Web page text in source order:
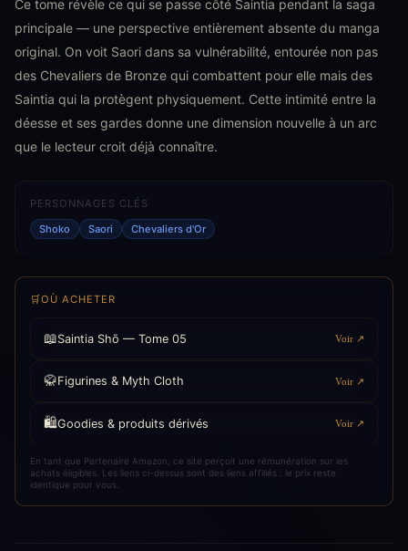
Ce tome révèle ce qui se passe côté Saintia pendant la saga
principale — une perspective entièrement absente du manga
original. On voit Saori dans sa vulnérabilité, entourée non pas
des Chevaliers de Bronze qui combattent pour elle mais des
Saintia qui la protègent physiquement. Cette intimité entre la
déesse et ses gardes donne une dimension nouvelle à un arc
que le lecteur croit déjà connaître.
PERSONNAGES CLÉS
Shoko Saori Chevaliers d'Or
🛒OÙ ACHETER
📖Saintia Shō — Tome 05 Voir ↗
🥋Figurines & Myth Cloth Voir ↗
🛍️Goodies & produits dérivés Voir ↗
En tant que Partenaire Amazon, ce site perçoit une rémunération sur les
achats éligibles. Les liens ci-dessus sont des liens affiliés : le prix reste
identique pour vous.